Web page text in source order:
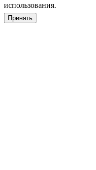
использования.
Принять